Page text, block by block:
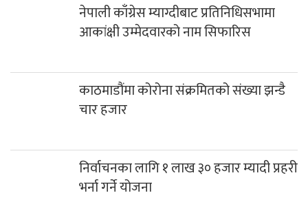
नेपाली काँग्रेस म्याग्दीबाट प्रतिनिधिसभामा
आकांक्षी उम्मेदवारको नाम सिफारिस
काठमाडौंमा कोरोना संक्रमितको संख्या झन्डै
चार हजार
निर्वाचनका लागि १ लाख ३० हजार म्यादी प्रहरी
भर्ना गर्ने योजना